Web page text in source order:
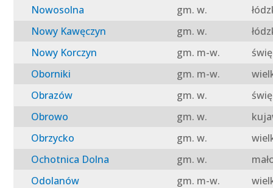
Nowosolna
gm. w.
Nowy Kawęczyn
gm. w.
Nowy Korczyn
gm. m-w.
Oborniki
gm. m-w.
Obrazów
gm. w.
Obrowo
gm. w.
Obrzycko
gm. w.
Ochotnica Dolna
gm. w.
Odolanów
gm. m-w.